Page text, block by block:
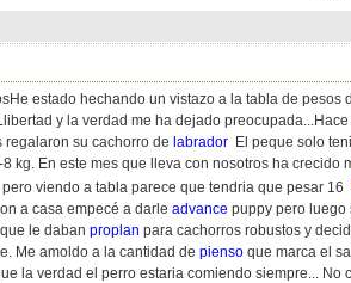
estado hechando un vistazo a la tabla de pesos
y la verdad me ha dejado
regalaron su cachorro de labrador El peque solo
kg. En este mes que lleva con nosotros ha crecido
viendo a tabla parece que tendria que pesar 16
a casa empecé a darle advance puppy pero luego
le daban proplan para cachorros robustos y
Me amoldo a la cantidad de pienso que marca el
la verdad el perro estaria comiendo siempre... No